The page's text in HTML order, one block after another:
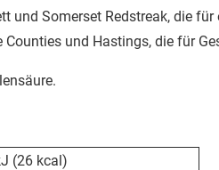
und Somerset Redstreak, die für
und Hastings, die für
(26 kcal)